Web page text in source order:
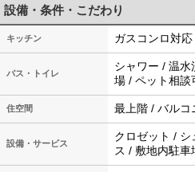
設備・条件・こだわり
キッチン ガスコンロ対応
バス・トイレ
シャワー / 温水
場 / ペット相談
住空間 最上階 / バルコ
設備・サービス
クロゼット / シ
ス / 敷地内駐車